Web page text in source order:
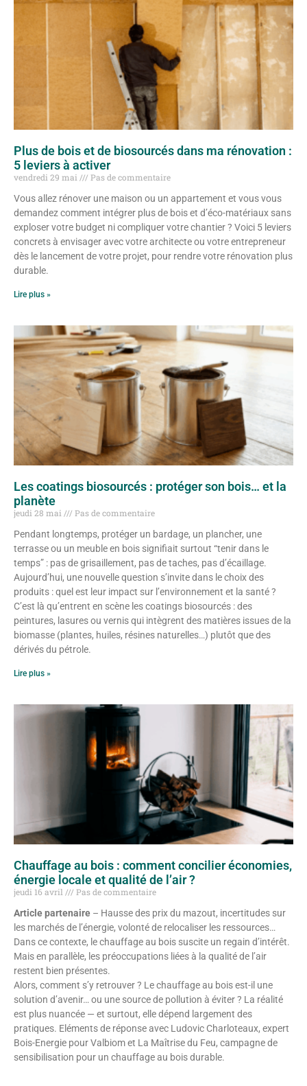
Plus de bois et de biosourcés dans ma rénovation :
5 leviers à activer
vendredi 29 mai
Pas de commentaire
Vous allez rénover une maison ou un appartement et vous vous
demandez comment intégrer plus de bois et d’éco-matériaux sans
exploser votre budget ni compliquer votre chantier ? Voici 5 leviers
concrets à envisager avec votre architecte ou votre entrepreneur
dès le lancement de votre projet, pour rendre votre rénovation plus
durable.
Lire plus »
Les coatings biosourcés : protéger son bois… et la
planète
jeudi 28 mai
Pas de commentaire
Pendant longtemps, protéger un bardage, un plancher, une
terrasse ou un meuble en bois signifiait surtout “tenir dans le
temps” : pas de grisaillement, pas de taches, pas d’écaillage.
Aujourd’hui, une nouvelle question s’invite dans le choix des
produits : quel est leur impact sur l’environnement et la santé ?
C’est là qu’entrent en scène les coatings biosourcés : des
peintures, lasures ou vernis qui intègrent des matières issues de la
biomasse (plantes, huiles, résines naturelles…) plutôt que des
dérivés du pétrole.
Lire plus »
Chauffage au bois : comment concilier économies,
énergie locale et qualité de l’air ?
jeudi 16 avril
Pas de commentaire
Article partenaire – Hausse des prix du mazout, incertitudes sur
les marchés de l’énergie, volonté de relocaliser les ressources…
Dans ce contexte, le chauffage au bois suscite un regain d’intérêt.
Mais en parallèle, les préoccupations liées à la qualité de l’air
restent bien présentes.
Alors, comment s’y retrouver ? Le chauffage au bois est-il une
solution d’avenir… ou une source de pollution à éviter ? La réalité
est plus nuancée — et surtout, elle dépend largement des
pratiques. Eléments de réponse avec Ludovic Charloteaux, expert
Bois-Energie pour Valbiom et La Maîtrise du Feu, campagne de
sensibilisation pour un chauffage au bois durable.